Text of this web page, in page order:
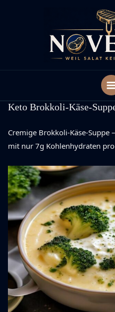
Keto Brokkoli-Käse-
Cremige Brokkoli-Käse-Suppe
mit nur 7g Kohlenhydraten